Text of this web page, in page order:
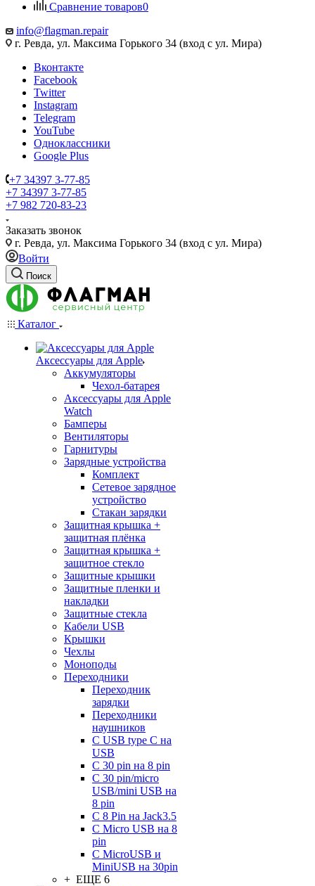
Сравнение товаров0
info@flagman.repair
г. Ревда, ул. Максима Горького 34 (вход с ул. Мира)
Вконтакте
Facebook
Twitter
Instagram
Telegram
YouTube
Одноклассники
Google Plus
+7 34397 3-77-85
+7 34397 3-77-85
+7 982 720-83-23
Заказать звонок
г. Ревда, ул. Максима Горького 34 (вход с ул. Мира)
Войти
Поиск
Каталог
Аксессуары для Apple
Аккумуляторы
Чехол-батарея
Аксессуары для Apple
Watch
Бамперы
Вентиляторы
Гарнитуры
Зарядные устройства
Комплект
Сетевое зарядное
устройство
Стакан зарядки
Защитная крышка +
защитная плёнка
Защитная крышка +
защитное стекло
Защитные крышки
Защитные пленки и
накладки
Защитные стекла
Кабели USB
Крышки
Чехлы
Моноподы
Переходники
Переходник
зарядки
Переходники
наушников
С USB type C на
USB
С 30 pin на 8 pin
С 30 pin/micro
USB/mini USB на
8 pin
С 8 Pin на Jack3.5
С Micro USB на 8
pin
С MicroUSB и
MiniUSB на 30pin
+ ЕЩЕ 6